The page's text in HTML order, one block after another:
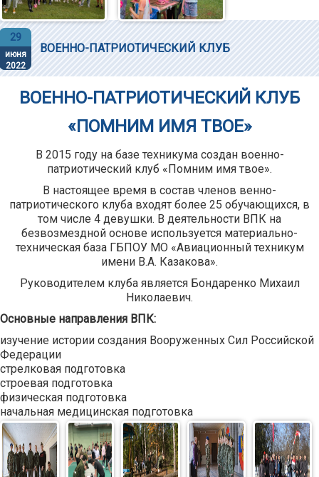
29
июня
2022
ВОЕННО-ПАТРИОТИЧЕСКИЙ КЛУБ
ВОЕННО-ПАТРИОТИЧЕСКИЙ КЛУБ
«ПОМНИМ ИМЯ ТВОЕ»
В 2015 году на базе техникума создан военно-
патриотический клуб «Помним имя твое».
В настоящее время в состав членов венно-
патриотического клуба входят более 25 обучающихся, в
том числе 4 девушки. В деятельности ВПК на
безвозмездной основе используется материально-
техническая база ГБПОУ МО «Авиационный техникум
имени В.А. Казакова».
Руководителем клуба является Бондаренко Михаил
Николаевич.
Основные направления ВПК:
изучение истории создания Вооруженных Сил Российской
Федерации
стрелковая подготовка
строевая подготовка
физическая подготовка
начальная медицинская подготовка